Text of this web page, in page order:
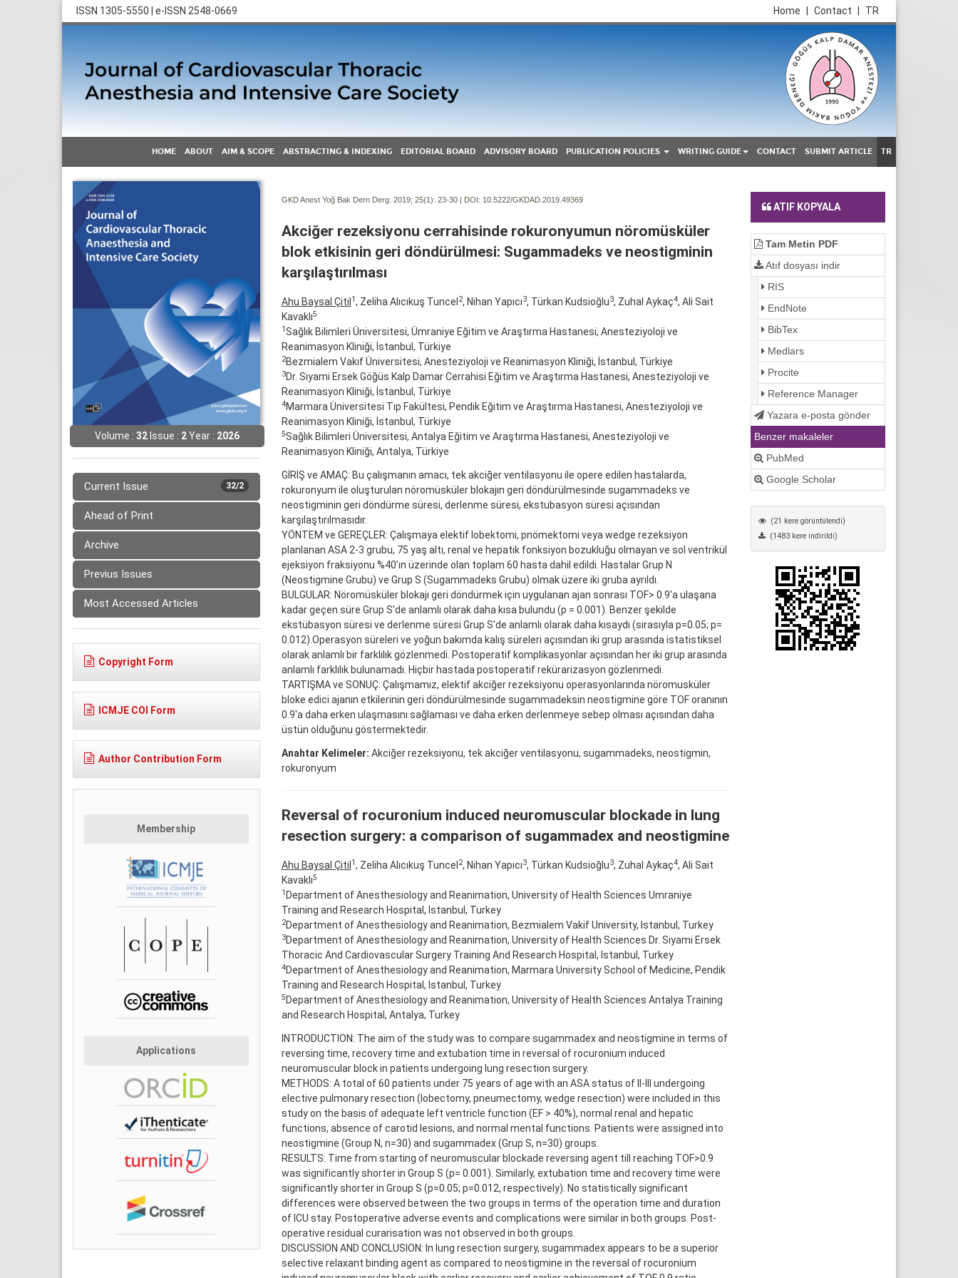
ISSN 1305-5550 | e-ISSN 2548-0669 TR
Contact
Home
HOME ABOUT AIM & SCOPE ABSTRACTING & INDEXING EDITORIAL BOARD ADVISORY BOARD PUBLICATION POLICIES WRITING GUIDE CONTACT SUBMIT ARTICLE TR
Volume : 32Issue : 2Year : 2026
32/2
Current Issue
Ahead of Print
Archive
Previus Issues
Most Accessed Articles
Copyright Form
ICMJE COI Form
Author Contribution Form
Membership
Applications
GKD Anest Yoğ Bak Dern Derg. 2019; 25(1): 23-30 | DOI: 10.5222/GKDAD.2019.49369
Akciğer rezeksiyonu cerrahisinde rokuronyumun nöromüsküler
blok etkisinin geri döndürülmesi: Sugammadeks ve neostigminin
karşılaştırılması
Ahu Baysal Çitil 1, Zeliha Alıcıkuş Tuncel 2, Nihan Yapıcı3, Türkan Kudsioğlu3, Zuhal Aykaç4, Ali Sait
Kavaklı5
1Sağlık Bilimleri Üniversitesi, Ümraniye Eğitim ve Araştırma Hastanesi, Anesteziyoloji ve
Reanimasyon Kliniği, İstanbul, Türkiye
2Bezmialem Vakıf Üniversitesi, Anesteziyoloji ve Reanimasyon Kliniği, İstanbul, Türkiye
3Dr. Siyami Ersek Göğüs Kalp Damar Cerrahisi Eğitim ve Araştırma Hastanesi, Anesteziyoloji ve
Reanimasyon Kliniği, İstanbul, Türkiye
4Marmara Üniversitesi Tıp Fakültesi, Pendik Eğitim ve Araştırma Hastanesi, Anesteziyoloji ve
Reanimasyon Kliniği, İstanbul, Türkiye
5Sağlık Bilimleri Üniversitesi, Antalya Eğitim ve Araştırma Hastanesi, Anesteziyoloji ve
Reanimasyon Kliniği, Antalya, Türkiye
GİRİŞ ve AMAÇ: Bu çalışmanın amacı, tek akciğer ventilasyonu ile opere edilen hastalarda,
rokuronyum ile oluşturulan nöromüsküler blokajın geri döndürülmesinde sugammadeks ve
neostigminin geri döndürme süresi, derlenme süresi, ekstubasyon süresi açısından
karşılaştırılmasıdır.
YÖNTEM ve GEREÇLER: Çalışmaya elektif lobektomi, pnömektomi veya wedge rezeksiyon
planlanan ASA 2-3 grubu, 75 yaş altı, renal ve hepatik fonksiyon bozukluğu olmayan ve sol ventrikül
ejeksiyon fraksiyonu %40’ın üzerinde olan toplam 60 hasta dahil edildi. Hastalar Grup N
(Neostigmine Grubu) ve Grup S (Sugammadeks Grubu) olmak üzere iki gruba ayrıldı.
BULGULAR: Nöromüsküler blokajı geri döndürmek için uygulanan ajan sonrası TOF> 0.9'a ulaşana
kadar geçen süre Grup S'de anlamlı olarak daha kısa bulundu (p = 0.001). Benzer şekilde
ekstübasyon süresi ve derlenme süresi Grup S'de anlamlı olarak daha kısaydı (sırasıyla p=0.05; p=
0.012).Operasyon süreleri ve yoğun bakımda kalış süreleri açısından iki grup arasında istatistiksel
olarak anlamlı bir farklılık gözlenmedi. Postoperatif komplikasyonlar açısından her iki grup arasında
anlamlı farklılık bulunamadı. Hiçbir hastada postoperatif rekürarizasyon gözlenmedi.
TARTIŞMA ve SONUÇ: Çalışmamız, elektif akciğer rezeksiyonu operasyonlarında nöromusküler
bloke edici ajanın etkilerinin geri döndürülmesinde sugammadeksin neostigmine göre TOF oranının
0.9'a daha erken ulaşmasını sağlaması ve daha erken derlenmeye sebep olması açısından daha
üstün olduğunu göstermektedir.
Anahtar Kelimeler: Akciğer rezeksiyonu, tek akciğer ventilasyonu, sugammadeks, neostigmin,
rokuronyum
Reversal of rocuronium induced neuromuscular blockade in lung
resection surgery: a comparison of sugammadex and neostigmine
Ahu Baysal Çitil 1 , Zeliha Alıcıkuş Tuncel 2, Nihan Yapıcı3, Türkan Kudsioğlu3, Zuhal Aykaç4, Ali Sait
Kavaklı5
1 Department of Anesthesiology and Reanimation, University of Health Sciences Umraniye
Training and Research Hospital, Istanbul, Turkey
2Department of Anesthesiology and Reanimation, Bezmialem Vakif University, Istanbul, Turkey
3Department of Anesthesiology and Reanimation, University of Health Sciences Dr. Siyami Ersek
Thoracic And Cardiovascular Surgery Training And Research Hospital, Istanbul, Turkey
4Department of Anesthesiology and Reanimation, Marmara University School of Medicine, Pendik
Training and Research Hospital, Istanbul, Turkey
5 Department of Anesthesiology and Reanimation, University of Health Sciences Antalya Training
and Research Hospital, Antalya, Turkey
INTRODUCTION: The aim of the study was to compare sugammadex and neostigmine in terms of
reversing time, recovery time and extubation time in reversal of rocuronium induced
neuromuscular block in patients undergoing lung resection surgery.
METHODS: A total of 60 patients under 75 years of age with an ASA status of II-III undergoing
elective pulmonary resection (lobectomy, pneumectomy, wedge resection) were included in this
study on the basis of adequate left ventricle function (EF > 40%), normal renal and hepatic
functions, absence of carotid lesions, and normal mental functions. Patients were assigned into
neostigmine (Group N, n=30) and sugammadex (Grup S, n=30) groups.
RESULTS: Time from starting of neuromuscular blockade reversing agent till reaching TOF>0.9
was significantly shorter in Group S (p= 0.001). Similarly, extubation time and recovery time were
significantly shorter in Group S (p=0.05; p=0.012, respectively). No statistically significant
differences were observed between the two groups in terms of the operation time and duration
of ICU stay. Postoperative adverse events and complications were similar in both groups. Post-
operative residual curarisation was not observed in both groups.
DISCUSSION AND CONCLUSION: In lung resection surgery, sugammadex appears to be a superior
selective relaxant binding agent as compared to neostigmine in the reversal of rocuronium
ATIF KOPYALA
Tam Metin PDF
Atıf dosyası indir
RIS
EndNote
BibTex
Medlars
Procite
Reference Manager
Yazara e-posta gönder
Benzer makaleler
PubMed
Google Scholar
(21 kere görüntülendi)
(1483 kere indirildi)